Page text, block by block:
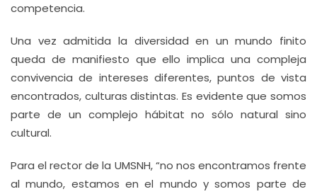
competencia.
Una vez admitida la diversidad en un mundo finito
queda de manifiesto que ello implica una compleja
convivencia de intereses diferentes, puntos de vista
encontrados, culturas distintas. Es evidente que somos
parte de un complejo hábitat no sólo natural sino
cultural.
Para el rector de la UMSNH, “no nos encontramos frente
al mundo, estamos en el mundo y somos parte de